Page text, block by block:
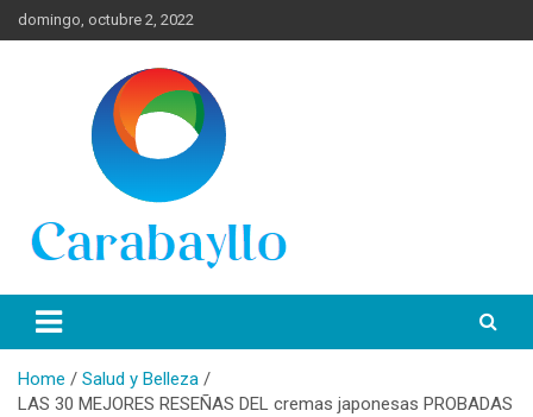
Skip
to
domingo, octubre 2, 2022
Portal de Lima Norte y
Carabayllo
información turística en español de toda España.
Home
Salud y Belleza
LAS 30 MEJORES RESEÑAS DEL cremas japonesas PROBADAS